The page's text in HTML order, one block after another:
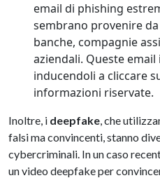
email di phishing
sembrano provenire
banche, compagnie
aziendali. Queste
inducendoli a cliccare
informazioni riservate.
Inoltre, i deepfake, che
falsi ma convincenti, stanno
cybercriminali. In un caso
un video deepfake per